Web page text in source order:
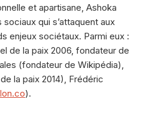
et apartisane, Ashoka
qui s’attaquent aux
enjeux sociétaux. Parmi eux :
de la paix 2006, fondateur de
(fondateur de Wikipédia),
la paix 2014), Frédéric
).